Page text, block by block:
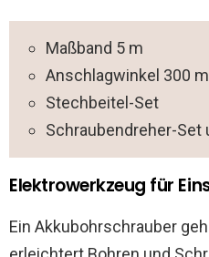
Maßband 5 m
Anschlagwinkel 300
Stechbeitel-Set
Schraubendreher-Set
Elektrowerkzeug für
Ein Akkubohrschrauber